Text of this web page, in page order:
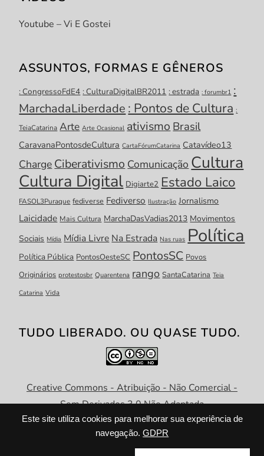
Este site utiliza cookies para melhorar sua experiência de
navegação. GDPR
Youtube – Vi E Gostei
ASSUNTOS, FORMAS E GÊNEROS
: CongressoFdE4 : CulturaDigitalBR2011 : estrada : forumbr1 :
MarchadaLiberdade : Pontos de Cultura :
TeiaCatarina Arte Arte Ocasional ativismo Brasil
CaravanaPontosdeCultura CartaFórumCatarina Catavídeo13
Charge Ciberativismo Comunicação Cultura
Cultura Digital Digiarte2 Estado Laico
FASOL3Puraque fediverse Fediverso Ilustração Jornalismo
Laicidade Mais Cultura MarchaDasVadias2013 Movimentos
Sociais Mídia Mídia Livre Na Estrada Nas ruas Política
Política Pública PontosOesteSC PontosSC Povos
Originários protestosbr Quarentena rango SantaCatarina Teia
Catarina Vida
TUDO LIBERADO. OU QUASE TUDO.
Creative Commons - Atribuição - Não Comercial -
Sem Derivados 3.0 Não Adaptada